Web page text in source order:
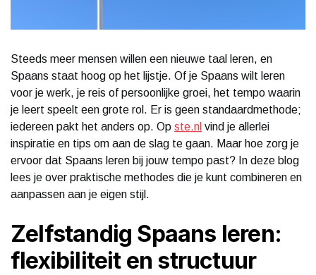
Steeds meer mensen willen een nieuwe taal leren, en
Spaans staat hoog op het lijstje. Of je Spaans wilt leren
voor je werk, je reis of persoonlijke groei, het tempo waarin
je leert speelt een grote rol. Er is geen standaardmethode;
iedereen pakt het anders op. Op ste.nl vind je allerlei
inspiratie en tips om aan de slag te gaan. Maar hoe zorg je
ervoor dat Spaans leren bij jouw tempo past? In deze blog
lees je over praktische methodes die je kunt combineren en
aanpassen aan je eigen stijl.
Zelfstandig Spaans leren:
flexibiliteit en structuur